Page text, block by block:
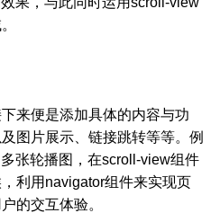
来便是添加具体的内容与功
图片展示、链接跳转等等。例
张轮播图，在scroll-view组件
利用navigator组件来实现页
的交互体验。